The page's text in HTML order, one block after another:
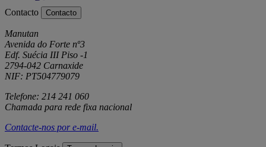
Contacto Contacto
Manutan
Avenida do Forte nº3
Edf. Suécia III Piso -1
2794-042 Carnaxide
NIF: PT504779079
Telefone: 214 241 060
Chamada para rede fixa nacional
Contacte-nos pore-mail.